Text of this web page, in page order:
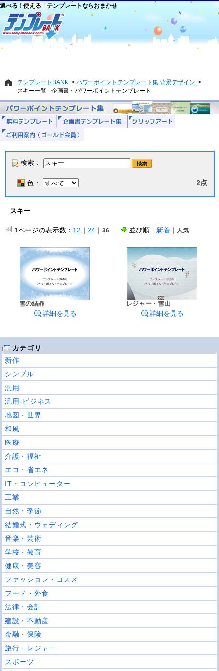
選べる！使える！テンプレートならおまかせ
テンプレートBANK
パワーポイントテンプレート集 背景デザイン
スキー一覧 - 企画書・パワーポイントテンプレート
カテゴリ
新作
シンプル
汎用
汎用-ビジネス
地図・世界
和風
医療
介護・福祉
エコ・省エネ
IT・コンピューター
工業
自然・季節
結婚式・ウェディング
音楽・芸術
学校・教育
健康・美容
ファッション・コスメ
フード・外食
法律・会計
建設・不動産
金融・保険
旅行・レジャー
スポーツ
検索：
色： 2点
スキー
1ページの表示数： 12 ｜ 24 ｜ 36 並び順： 新着 ｜ 人気
雪の結晶
詳細を見る
レジャー・雪山
詳細を見る